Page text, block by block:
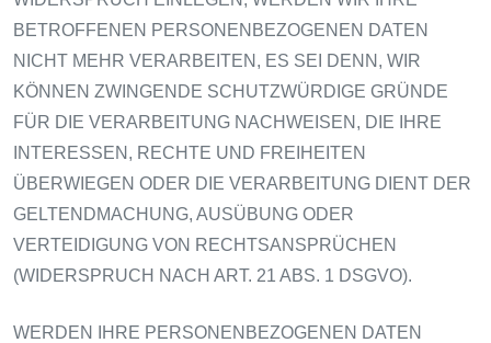
BETROFFENEN PERSONENBEZOGENEN DATEN
NICHT MEHR VERARBEITEN, ES SEI DENN, WIR
KÖNNEN ZWINGENDE SCHUTZWÜRDIGE GRÜNDE
FÜR DIE VERARBEITUNG NACHWEISEN, DIE IHRE
INTERESSEN, RECHTE UND FREIHEITEN
ÜBERWIEGEN ODER DIE VERARBEITUNG DIENT DER
GELTENDMACHUNG, AUSÜBUNG ODER
VERTEIDIGUNG VON RECHTSANSPRÜCHEN
(WIDERSPRUCH NACH ART. 21 ABS. 1 DSGVO).
WERDEN IHRE PERSONENBEZOGENEN DATEN